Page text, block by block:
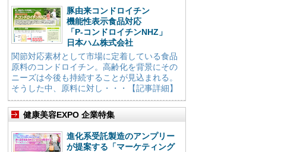
豚由来コンドロイチン
機能性表示食品対応
「P-コンドロイチンNHZ」
日本ハム株式会社
関節対応素材として市場に定着している食品
原料のコンドロイチン。高齢化を背景にその
ニーズは今後も持続することが見込まれる。
そうした中、原料に対し・・・【記事詳細】
健康美容EXPO 企業特集
進化系受託製造のアンプリー
が提案する「マーケティング